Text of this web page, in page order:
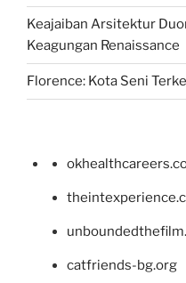
Keajaiban Arsitektur
Keagungan Renaissance
Florence: Kota Seni
catfriends-bg.org